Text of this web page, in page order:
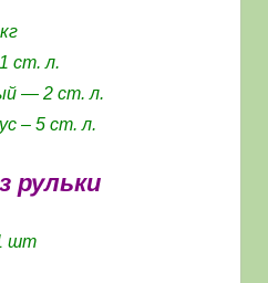
ст. л.
— 2 ст. л.
– 5 ст. л.
рульки
шт